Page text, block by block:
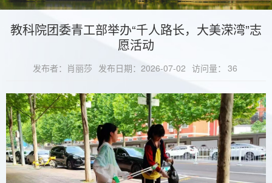
教科院团委青工部举办“千人路长，大美溁湾”志
愿活动
发布者：肖丽莎 发布日期：2026-07-02 访问量： 36